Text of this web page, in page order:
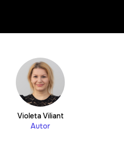
Violeta Viliant
Autor